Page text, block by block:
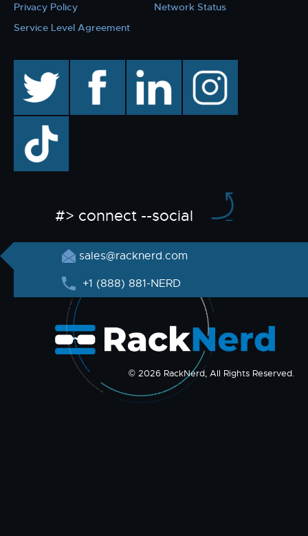
Privacy Policy
Service Level Agreement
Network Status
facebook linkedin instagram
TikTok
#> connect --social
sales@racknerd.com
+1 (888) 881-NERD
© 2026 RackNerd, All Rights Reserved.